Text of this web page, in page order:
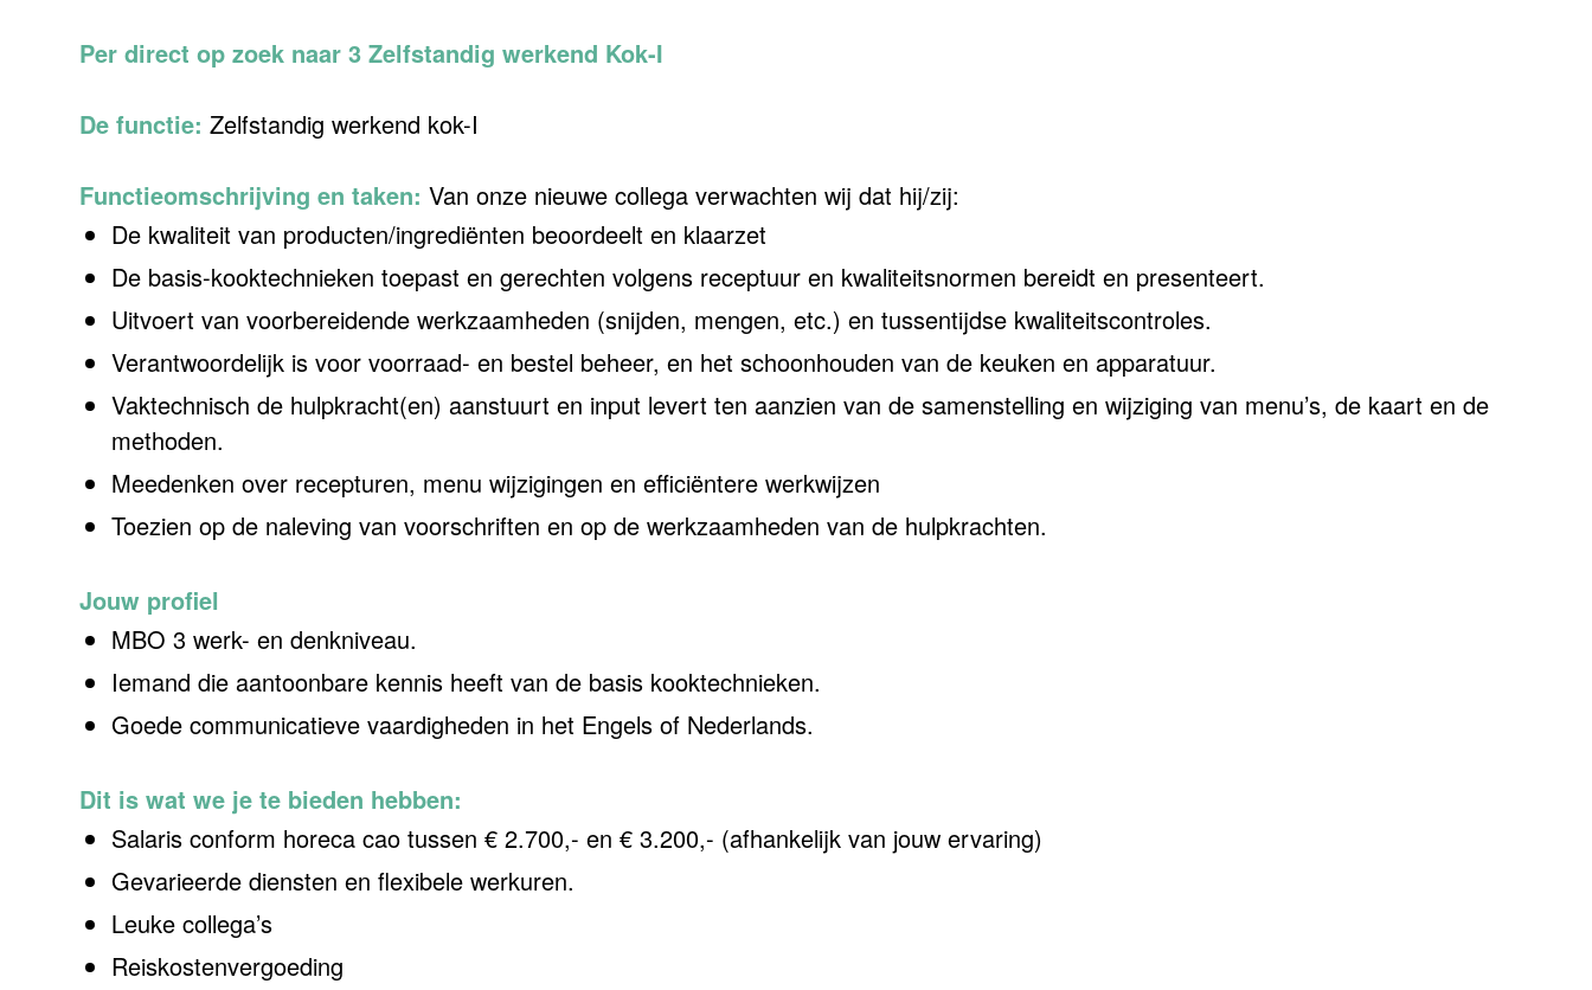
Per direct op zoek naar 3 Zelfstandig werkend Kok-I
De functie: Zelfstandig werkend kok-I
Functieomschrijving en taken: Van onze nieuwe collega verwachten wij dat hij/zij:
De kwaliteit van producten/ingrediënten beoordeelt en klaarzet
De basis-kooktechnieken toepast en gerechten volgens receptuur en kwaliteitsnormen bereidt en presenteert.
Uitvoert van voorbereidende werkzaamheden (snijden, mengen, etc.) en tussentijdse kwaliteitscontroles.
Verantwoordelijk is voor voorraad- en bestel beheer, en het schoonhouden van de keuken en apparatuur.
Vaktechnisch de hulpkracht(en) aanstuurt en input levert ten aanzien van de samenstelling en wijziging van menu’s, de kaart en de
methoden.
Meedenken over recepturen, menu wijzigingen en efficiëntere werkwijzen
Toezien op de naleving van voorschriften en op de werkzaamheden van de hulpkrachten.
Jouw profiel
MBO 3 werk- en denkniveau.
Iemand die aantoonbare kennis heeft van de basis kooktechnieken.
Goede communicatieve vaardigheden in het Engels of Nederlands.
Dit is wat we je te bieden hebben:
Salaris conform horeca cao tussen € 2.700,- en € 3.200,- (afhankelijk van jouw ervaring)
Gevarieerde diensten en flexibele werkuren.
Leuke collega’s
Reiskostenvergoeding